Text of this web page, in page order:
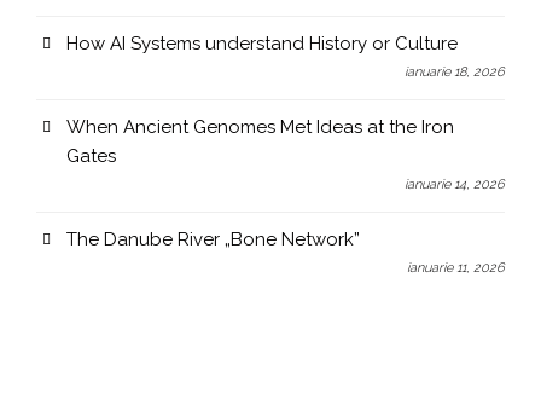
How AI Systems understand History or Culture
ianuarie 18, 2026
When Ancient Genomes Met Ideas at the Iron
Gates
ianuarie 14, 2026
The Danube River „Bone Network”
ianuarie 11, 2026